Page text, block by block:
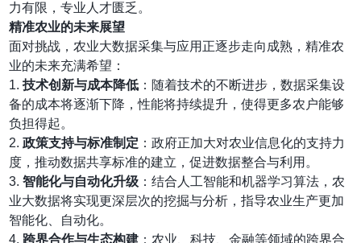
力有限，专业人才匮乏。
精准农业的未来展望
面对挑战，农业大数据采集与应用正逐步走向成熟，精准农
业的未来充满希望：
1.技术创新与成本降低 ：随着技术的不断进步，数据采集设
备的成本将逐渐下降，性能将持续提升，使得更多农户能够
负担得起。
2.政策支持与标准制定 ：政府正加大对农业信息化的支持力
度，推动数据共享标准的建立，促进数据整合与利用。
3.智能化与自动化升级 ：结合人工智能和机器学习算法，农
业大数据将实现更深层次的挖掘与分析，指导农业生产更加
智能化、自动化。
4. 跨界合作与生态构建 ：农业、科技、金融等领域的跨界合